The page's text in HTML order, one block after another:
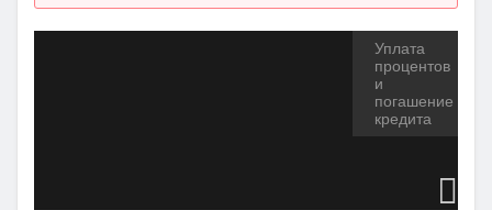
Уплата
процентов
и
погашение
кредита